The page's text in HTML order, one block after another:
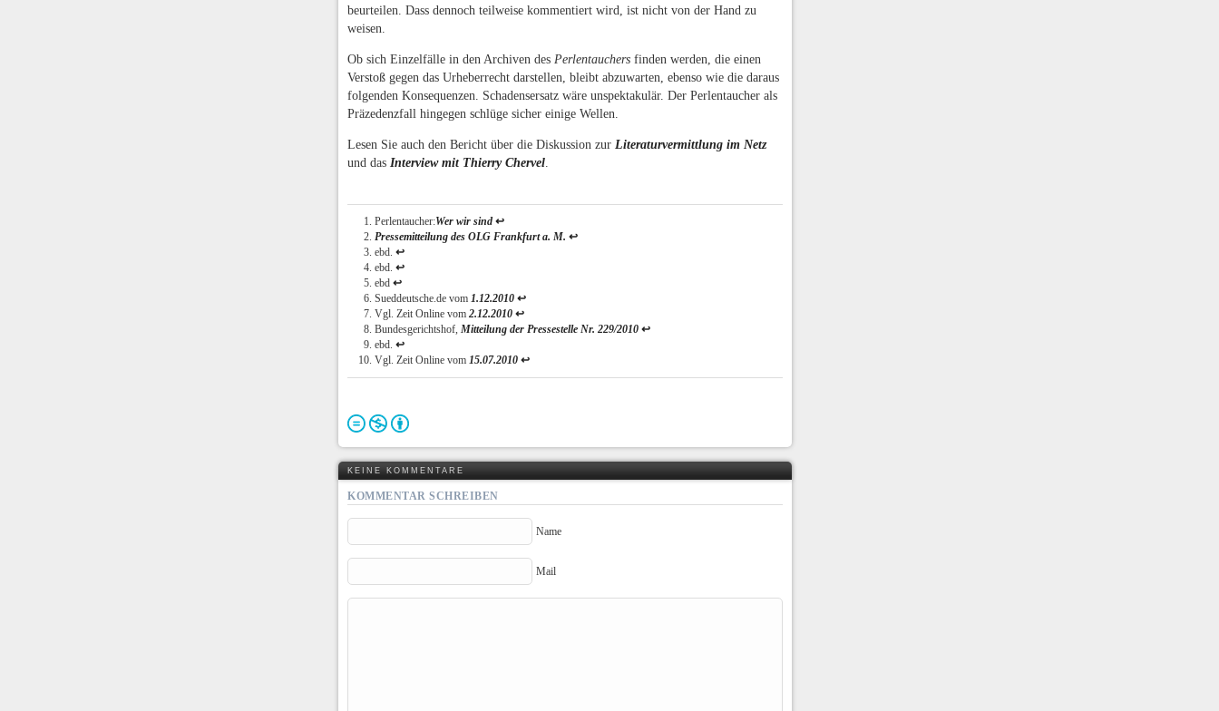
beurteilen. Dass dennoch teilweise kommentiert wird, ist nicht von der Hand zu
weisen.
Ob sich Einzelfälle in den Archiven des Perlentauchers finden werden, die einen
Verstoß gegen das Urheberrecht darstellen, bleibt abzuwarten, ebenso wie die daraus
folgenden Konsequenzen. Schadensersatz wäre unspektakulär. Der Perlentaucher als
Präzedenzfall hingegen schlüge sicher einige Wellen.
Lesen Sie auch den Bericht über die Diskussion zur Literaturvermittlung im Netz
und das Interview mit Thierry Chervel
Perlentaucher:Wer wir sind ↩
Pressemitteilung des OLG Frankfurt a. M. ↩
ebd. ↩
ebd. ↩
ebd ↩
Sueddeutsche.de vom 1.12.2010 ↩
Vgl. Zeit Online vom 2.12.2010 ↩
Bundesgerichtshof, Mitteilung der Pressestelle Nr. 229/2010 ↩
ebd. ↩
Vgl. Zeit Online vom 15.07.2010 ↩
KEINE KOMMENTARE
KOMMENTAR SCHREIBEN
Name
Mail